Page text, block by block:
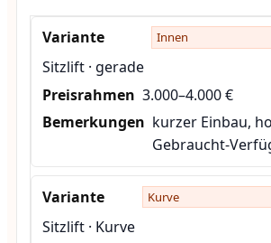
Innen
Sitzlift · gerade
3.000–4.000 €
kurzer Einbau,
Gebraucht-
Kurve
Sitzlift · Kurve